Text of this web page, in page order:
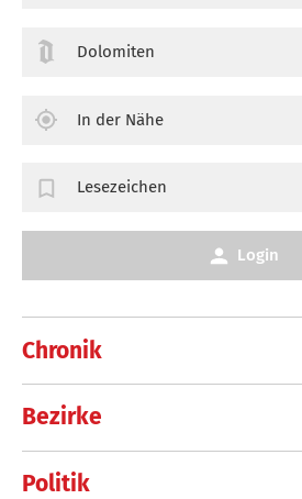
Chronik
Bezirke
Politik
Dolomiten
In der Nähe
Lesezeichen
Login